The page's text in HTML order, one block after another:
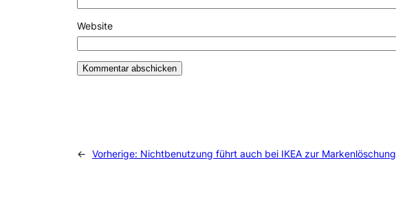
Website
← Vorherige: Nichtbenutzung führt auch bei IKEA zur Markenlöschung